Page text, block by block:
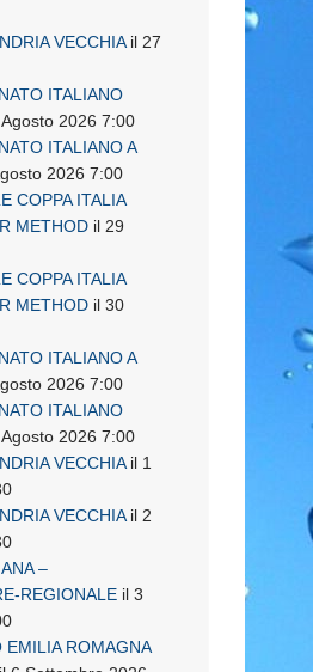
VECCHIAil 27
ITALIANO
2026 7:00
ITALIANO A
2026 7:00
COPPA ITALIA
METHOD il 29
COPPA ITALIA
METHOD il 30
ITALIANO A
2026 7:00
ITALIANO
2026 7:00
VECCHIAil 1
VECCHIAil 2
–
REGIONALE il 3
EMILIA ROMAGNA